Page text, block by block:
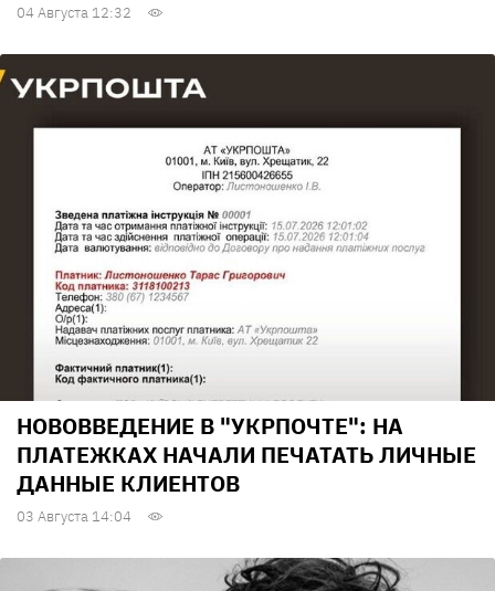
04 Августа 12:32
НОВОВВЕДЕНИЕ В "УКРПОЧТЕ": НА
ПЛАТЕЖКАХ НАЧАЛИ ПЕЧАТАТЬ ЛИЧНЫЕ
ДАННЫЕ КЛИЕНТОВ
03 Августа 14:04